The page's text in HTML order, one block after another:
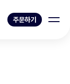
주문하기